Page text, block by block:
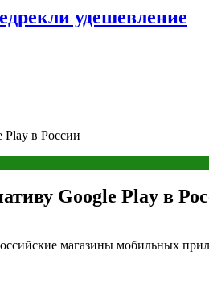
удешевление
Play в России
Google Play в
магазины мобильных